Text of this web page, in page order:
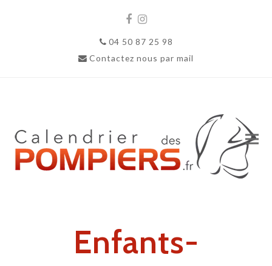
Facebook
Instagram
04 50 87 25 98
Contactez nous par mail
Enfants-